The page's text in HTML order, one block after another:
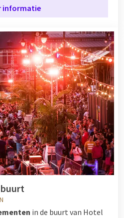
informatie
in de buurt van Hotel